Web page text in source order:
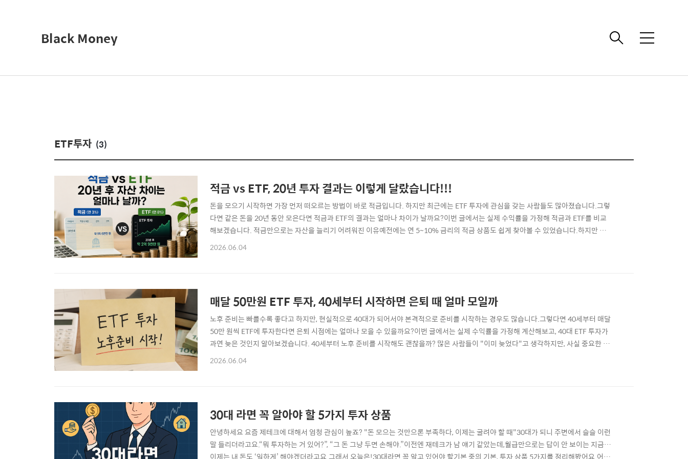
Black Money 메
ETF투자 (3)
적금 vs ETF, 20년 투자 결과는 이렇게 달랐습니다!!!
돈을 모으기 시작하면 가장 먼저 떠오르는 방법이 바로 적금입니다. 하지만 최근에는 ETF 투자에 관심을 갖는 사람들도 많아졌습니다.그렇
다면 같은 돈을 20년 동안 모은다면 적금과 ETF의 결과는 얼마나 차이가 날까요?이번 글에서는 실제 수익률을 가정해 적금과 ETF를 비교
해보겠습니다. 적금만으로는 자산을 늘리기 어려워진 이유예전에는 연 5~10% 금리의 적금 상품도 쉽게 찾아볼 수 있었습니다.하지만 최
근에는 높은 금리를 제공하는 상품을 찾기 어렵고, 물가 상승률까지 고려하면 실질 수익은 더욱 낮아질 수 있습니다.그래서 많은 사람들이
2026.06.04
매달 50만원 ETF 투자, 40세부터 시작하면 은퇴 때 얼마 모일까
노후 준비는 빠를수록 좋다고 하지만, 현실적으로 40대가 되어서야 본격적으로 준비를 시작하는 경우도 많습니다.그렇다면 40세부터 매달
50만 원씩 ETF에 투자한다면 은퇴 시점에는 얼마나 모을 수 있을까요?이번 글에서는 실제 수익률을 가정해 계산해보고, 40대 ETF 투자가
과연 늦은 것인지 알아보겠습니다. 40세부터 노후 준비를 시작해도 괜찮을까? 많은 사람들이 "이미 늦었다"고 생각하지만, 사실 중요한 것
은 시작 시점보다 꾸준함입니다.특히 ETF는 개별 종목에 비해 분산투자가 가능하고 장기 투자에 유리하기 때문에 노후 준비 수단으로 많이
2026.06.04
30대 라면 꼭 알아야 할 5가지 투자 상품
안녕하세요 요즘 제테크에 대해서 엄청 관심이 높죠? "돈 모으는 것만으론 부족하다, 이제는 굴려야 할 때"30대가 되니 주변에서 슬슬 이런
말 들리더라고요.“뭐 투자하는 거 있어?”, “그 돈 그냥 두면 손해야.”이전엔 재테크가 남 얘기 같았는데,월급만으로는 답이 안 보이는 지금…
이제는 내 돈도 ‘일하게’ 해야겠더라고요.그래서 오늘은!30대라면 꼭 알고 있어야 할기본 중의 기본, 투자 상품 5가지를 정리해봤어요.어렵